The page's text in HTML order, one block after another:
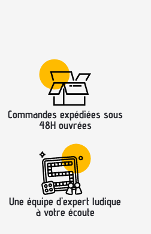
Commandes expédiées sous
48H ouvrées
Une équipe d’expert ludique
à votre écoute